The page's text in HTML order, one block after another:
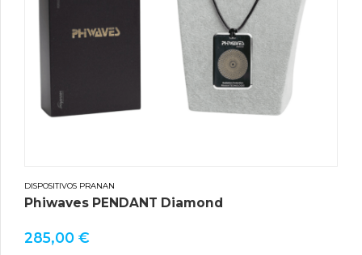
DISPOSITIVOS PRANAN
Phiwaves PENDANT Diamond
285,00 €